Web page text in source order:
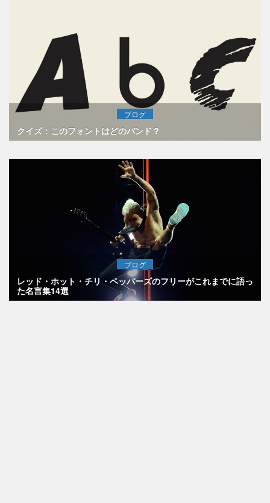
ブログ
クイズ：このフォントはどのバンド？
ブログ
レッド・ホット・チリ・ペッパーズのフリーがこれまでに語っ
た名言集14選